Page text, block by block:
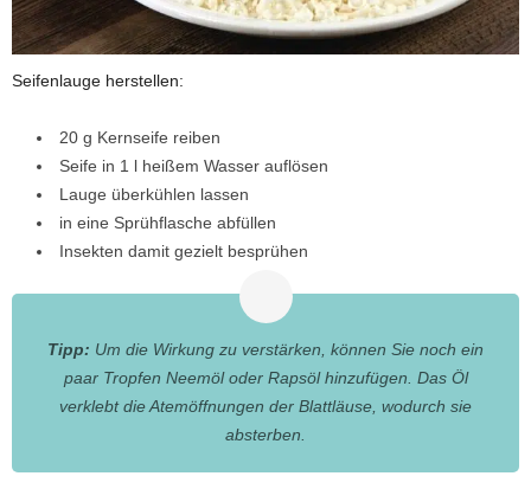
Seifenlauge herstellen:
20 g Kernseife reiben
Seife in 1 l heißem Wasser auflösen
Lauge überkühlen lassen
in eine Sprühflasche abfüllen
Insekten damit gezielt besprühen
Tipp: Um die Wirkung zu verstärken, können Sie noch ein
paar Tropfen Neemöl oder Rapsöl hinzufügen. Das Öl
verklebt die Atemöffnungen der Blattläuse, wodurch sie
absterben.